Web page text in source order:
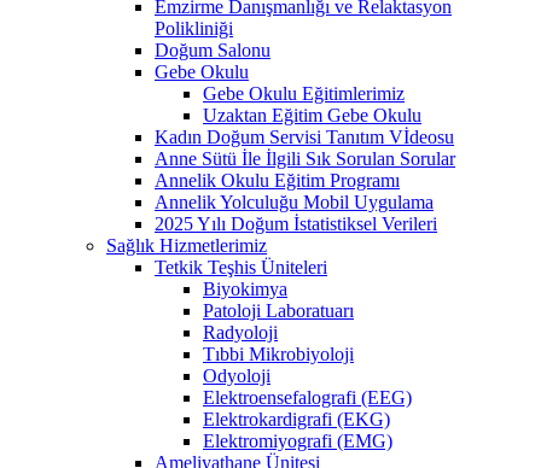
Emzirme Danışmanlığı ve Relaktasyon
Polikliniği
Doğum Salonu
Gebe Okulu
Gebe Okulu Eğitimlerimiz
Uzaktan Eğitim Gebe Okulu
Kadın Doğum Servisi Tanıtım Vİdeosu
Anne Sütü İle İlgili Sık Sorulan Sorular
Annelik Okulu Eğitim Programı
Annelik Yolculuğu Mobil Uygulama
2025 Yılı Doğum İstatistiksel Verileri
Sağlık Hizmetlerimiz
Tetkik Teşhis Üniteleri
Biyokimya
Patoloji Laboratuarı
Radyoloji
Tıbbi Mikrobiyoloji
Odyoloji
Elektroensefalografi (EEG)
Elektrokardigrafi (EKG)
Elektromiyografi (EMG)
Ameliyathane Ünitesi